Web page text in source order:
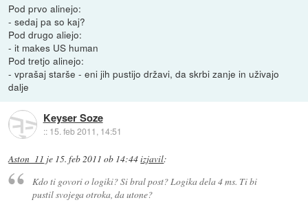
Pod prvo alinejo:
- sedaj pa so kaj?
Pod drugo aliejo:
- it makes US human
Pod tretjo alinejo:
- vprašaj starše - eni jih pustijo državi, da skrbi zanje in uživajo
dalje
Keyser Soze
:: 15. feb 2011, 14:51
Aston_11 je 15. feb 2011 ob 14:44izjavil:
Kdo ti govori o logiki? Si bral post? Logika dela 4 ms. Ti bi
pustil svojega otroka, da utone?